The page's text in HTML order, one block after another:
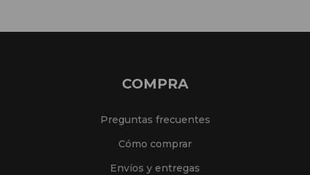
COMPRA
Preguntas frecuentes
Cómo comprar
Envíos y entregas